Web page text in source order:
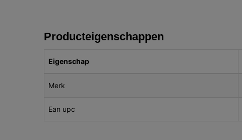
Producteigenschappen
Eigenschap
Merk
Ean upc